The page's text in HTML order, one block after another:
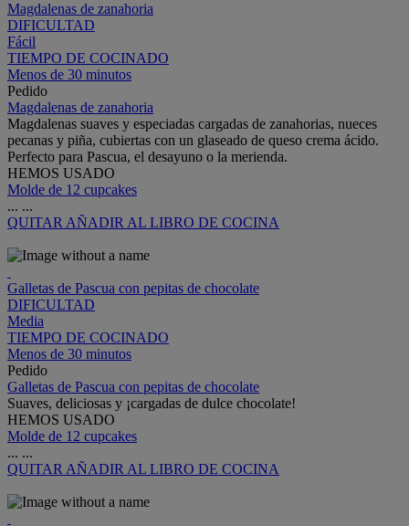
Magdalenas de zanahoria
DIFICULTAD
Fácil
TIEMPO DE COCINADO
Menos de 30 minutos
Pedido
Magdalenas de zanahoria
Magdalenas suaves y especiadas cargadas de zanahorias, nueces
pecanas y piña, cubiertas con un glaseado de queso crema ácido.
Perfecto para Pascua, el desayuno o la merienda.
HEMOS USADO
Molde de 12 cupcakes
... ...
QUITAR AÑADIR AL LIBRO DE COCINA
Galletas de Pascua con pepitas de chocolate
DIFICULTAD
Media
TIEMPO DE COCINADO
Menos de 30 minutos
Pedido
Galletas de Pascua con pepitas de chocolate
Suaves, deliciosas y ¡cargadas de dulce chocolate!
HEMOS USADO
Molde de 12 cupcakes
... ...
QUITAR AÑADIR AL LIBRO DE COCINA